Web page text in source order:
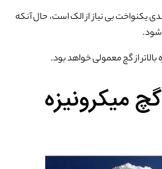
یکنواخت بی نیاز از الک است، حال آنکه
شود.
از گچ معمولی خواهد بود.
میکرونیزه